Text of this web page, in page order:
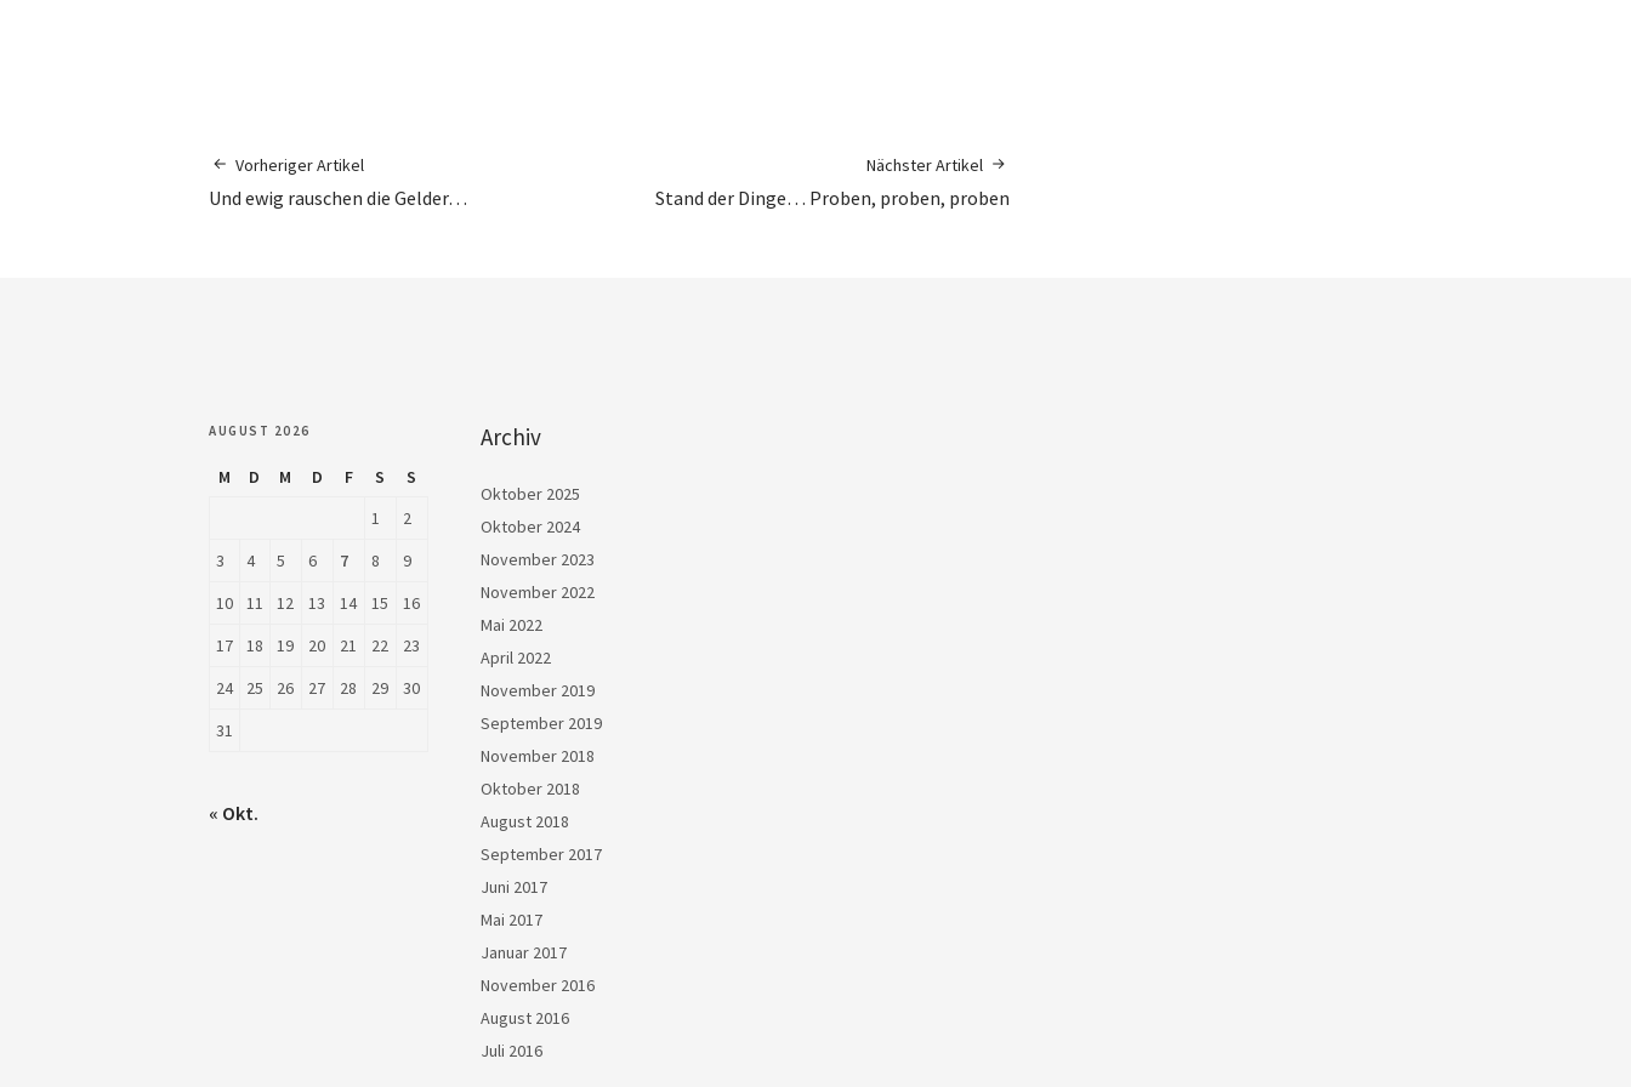
Vorheriger Artikel
Und ewig rauschen die Gelder…
Nächster Artikel
Stand der Dinge… Proben, proben, proben
AUGUST 2026
M D M D F S
S
1
2
3
4 5 6 7 8
9
10
11 12 13 14 15
16
17
18 19 20 21 22
23
24
25 26 27 28 29
30
31
« Okt.
Archiv
Oktober 2025
Oktober 2024
November 2023
November 2022
Mai 2022
April 2022
November 2019
September 2019
November 2018
Oktober 2018
August 2018
September 2017
Juni 2017
Mai 2017
Januar 2017
November 2016
August 2016
Juli 2016